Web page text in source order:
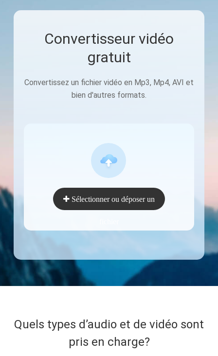
Convertisseur vidéo
gratuit
Convertissez un fichier vidéo en Mp3, Mp4, AVI et
bien d'autres formats.
Sélectionner ou déposer un
Quels types d’audio et de vidéo sont
pris en charge?